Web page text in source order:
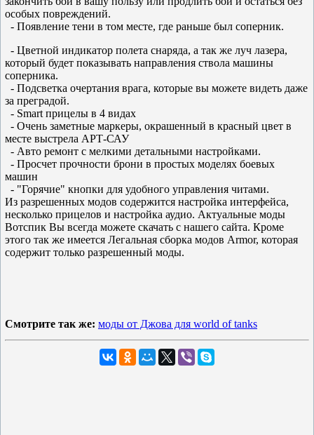
особых повреждений.
- Появление тени в том месте, где раньше был соперник.
- Цветной индикатор полета снаряда, а так же луч лазера,
который будет показывать направления ствола машины
соперника.
- Подсветка очертания врага, которые вы можете видеть даже
за преградой.
- Smart прицелы в 4 видах
- Очень заметные маркеры, окрашенный в красный цвет в
месте выстрела АРТ-САУ
- Авто ремонт с мелкими детальными настройками.
- Просчет прочности брони в простых моделях боевых
машин
- "Горячие" кнопки для удобного управления читами.
Из разрешенных модов содержится настройка интерфейса,
несколько прицелов и настройка аудио. Актуальные моды
Вотспик Вы всегда можете скачать с нашего сайта. Кроме
этого так же имеется Легальная сборка модов Armor, которая
содержит только разрешенный моды.
Смотрите так же: моды от Джова для world of tanks